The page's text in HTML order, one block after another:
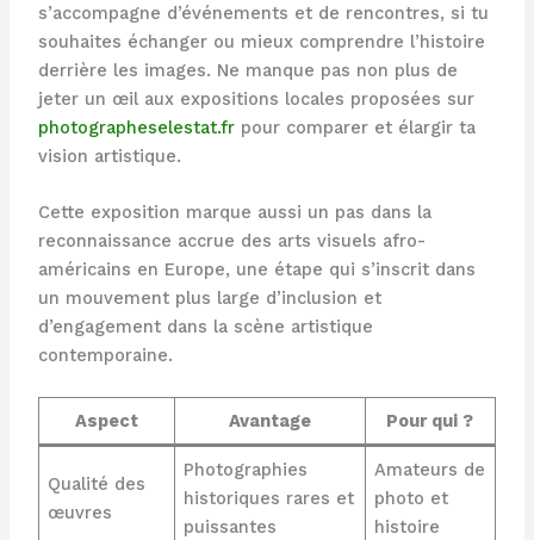
s’accompagne d’événements et de rencontres, si tu
souhaites échanger ou mieux comprendre l’histoire
derrière les images. Ne manque pas non plus de
jeter un œil aux expositions locales proposées sur
photographeselestat.frpour comparer et élargir ta
vision artistique.
Cette exposition marque aussi un pas dans la
reconnaissance accrue des arts visuels afro-
américains en Europe, une étape qui s’inscrit dans
un mouvement plus large d’inclusion et
d’engagement dans la scène artistique
contemporaine.
Aspect Avantage Pour qui ?
Qualité des
œuvres
Photographies
historiques rares et
puissantes
Amateurs de
photo et
histoire